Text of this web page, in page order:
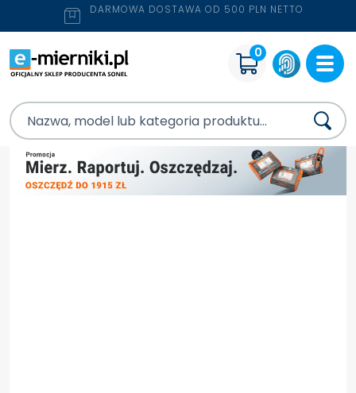
DARMOWA DOSTAWA OD 500 PLN NETTO
0